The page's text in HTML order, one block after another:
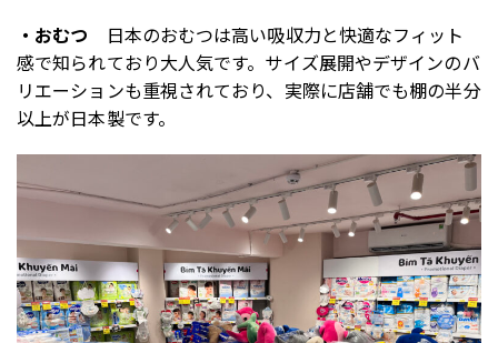
・おむつ 日本のおむつは高い吸収力と快適なフィット
感で知られており大人気です。サイズ展開やデザインのバ
リエーションも重視されており、実際に店舗でも棚の半分
以上が日本製です。